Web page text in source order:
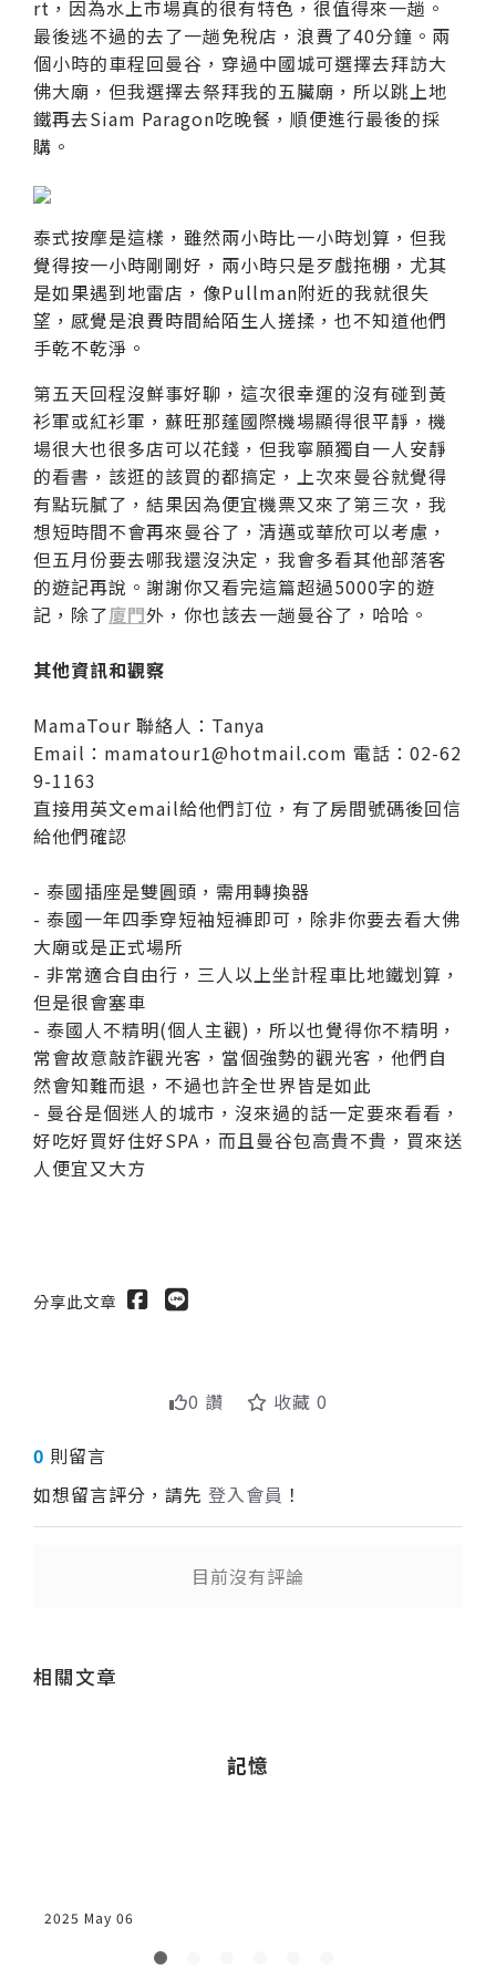
rt，因為水上市場真的很有特色，很值得來一趟。
最後逃不過的去了一趟免稅店，浪費了40分鐘。兩
個小時的車程回曼谷，穿過中國城可選擇去拜訪大
佛大廟，但我選擇去祭拜我的五臟廟，所以跳上地
鐵再去Siam Paragon吃晚餐，順便進行最後的採
購。
泰式按摩是這樣，雖然兩小時比一小時划算，但我
覺得按一小時剛剛好，兩小時只是歹戲拖棚，尤其
是如果遇到地雷店，像Pullman附近的我就很失
望，感覺是浪費時間給陌生人搓揉，也不知道他們
手乾不乾淨。
第五天回程沒鮮事好聊，這次很幸運的沒有碰到黃
衫軍或紅衫軍，蘇旺那蓬國際機場顯得很平靜，機
場很大也很多店可以花錢，但我寧願獨自一人安靜
的看書，該逛的該買的都搞定，上次來曼谷就覺得
有點玩膩了，結果因為便宜機票又來了第三次，我
想短時間不會再來曼谷了，清邁或華欣可以考慮，
但五月份要去哪我還沒決定，我會多看其他部落客
的遊記再說。謝謝你又看完這篇超過5000字的遊
記，除了廈門外，你也該去一趟曼谷了，哈哈。
其他資訊和觀察
MamaTour 聯絡人：Tanya
Email：mamatour1@hotmail.com 電話：02-62
9-1163
直接用英文email給他們訂位，有了房間號碼後回信
給他們確認
- 泰國插座是雙圓頭，需用轉換器
- 泰國一年四季穿短袖短褲即可，除非你要去看大佛
大廟或是正式場所
- 非常適合自由行，三人以上坐計程車比地鐵划算，
但是很會塞車
- 泰國人不精明(個人主觀)，所以也覺得你不精明，
常會故意敲詐觀光客，當個強勢的觀光客，他們自
然會知難而退，不過也許全世界皆是如此
- 曼谷是個迷人的城市，沒來過的話一定要來看看，
好吃好買好住好SPA，而且曼谷包高貴不貴，買來送
人便宜又大方
分享此文章
0 讚 收藏 0
0 則留言
如想留言評分，請先 登入會員 ！
目前沒有評論
相關文章
記憶
2025 May 06